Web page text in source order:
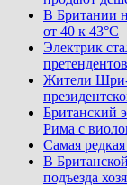
В Британии
от 40 к 43°C
Электрик
Жители Шри-
Британский
Рима с
Самая
В
подъезда